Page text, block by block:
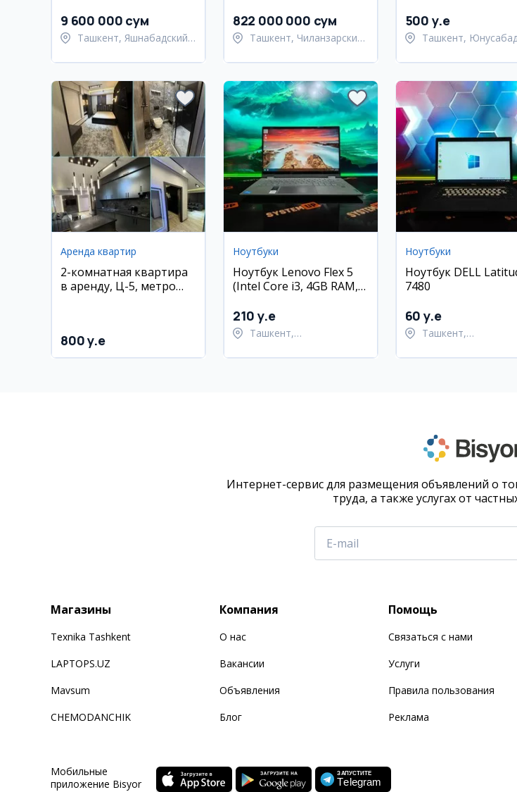
Махтумкули
9 600 000 сум
Ташкент, Яшнабадский
822 000 000 сум
Ташкент, Чиланзарский
500 y.e
Ташкент,
Аренда квартир
2-комнатная квартира
в аренду, Ц-5, метро
800 y.e
Ноутбуки
Ноутбук Lenovo Flex 5
(Intel Core i3, 4GB RAM,
210 y.e
Ташкент,
Ноутбуки
Ноутбук DELL
7480
60 y.e
Ташкент,
Интернет-сервис для размещения объявлений о
труда, а также услугах от
Магазины
Texnika Tashkent
LAPTOPS.UZ
Mavsum
CHEMODANCHIK
Компания
О нас
Вакансии
Объявления
Блог
Помощь
Связаться с нами
Услуги
Правила пользования
Реклама
Мобильные
приложение Bisyor